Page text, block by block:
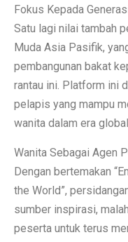
Fokus Kepada
Satu lagi nilai tambah
Muda Asia Pasifik,
pembangunan bakat
rantau ini. Platform ini
pelapis yang mampu
wanita dalam era
Wanita Sebagai Agen
Dengan bertemakan
the World”,
sumber inspirasi,
peserta untuk terus